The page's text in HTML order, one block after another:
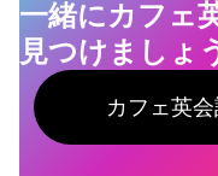
一緒にカフェ
見つけ ましょ
カフェ英